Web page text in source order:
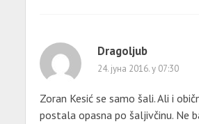
Dragoljub
24. јуна 2016. у 07:30
Zoran Kesić se samo šali. Ali i
postala opasna po šaljivčinu. Ne